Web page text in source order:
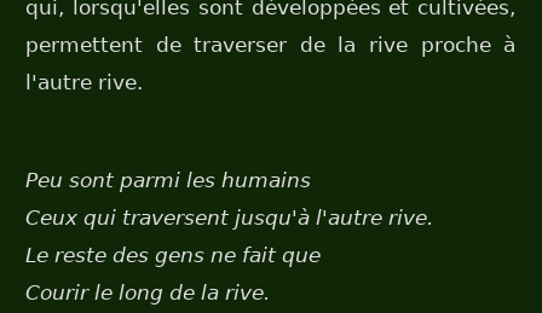
qui, lorsqu'elles sont développées et cultivées,
permettent de traverser de la rive proche à
l'autre rive.
Peu sont parmi les humains
Ceux qui traversent jusqu'à l'autre rive.
Le reste des gens ne fait que
Courir le long de la rive.